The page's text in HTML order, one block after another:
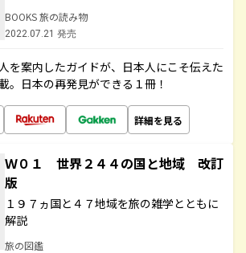
BOOKS 旅の読み物
2022.07.21 発売
を案内したガイドが、日本人にこそ伝えた
。日本の再発見ができる１冊！
詳細を見る
Ｗ０１ 世界２４４の国と地域 改訂
版
１９７ヵ国と４７地域を旅の雑学とともに
解説
旅の図鑑